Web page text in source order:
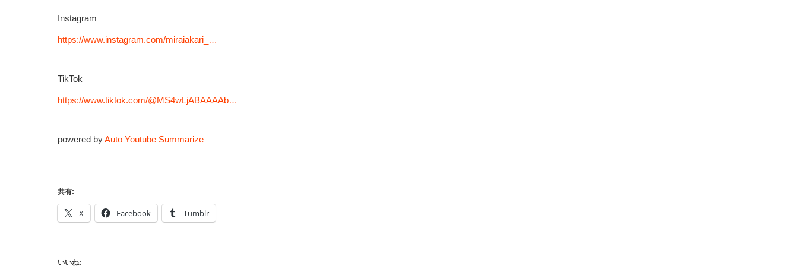
Instagram
https://www.instagram.com/miraiakari_…
TikTok
https://www.tiktok.com/@MS4wLjABAAAAb…
powered byAuto Youtube Summarize
共有:
X Facebook Tumblr
いいね: